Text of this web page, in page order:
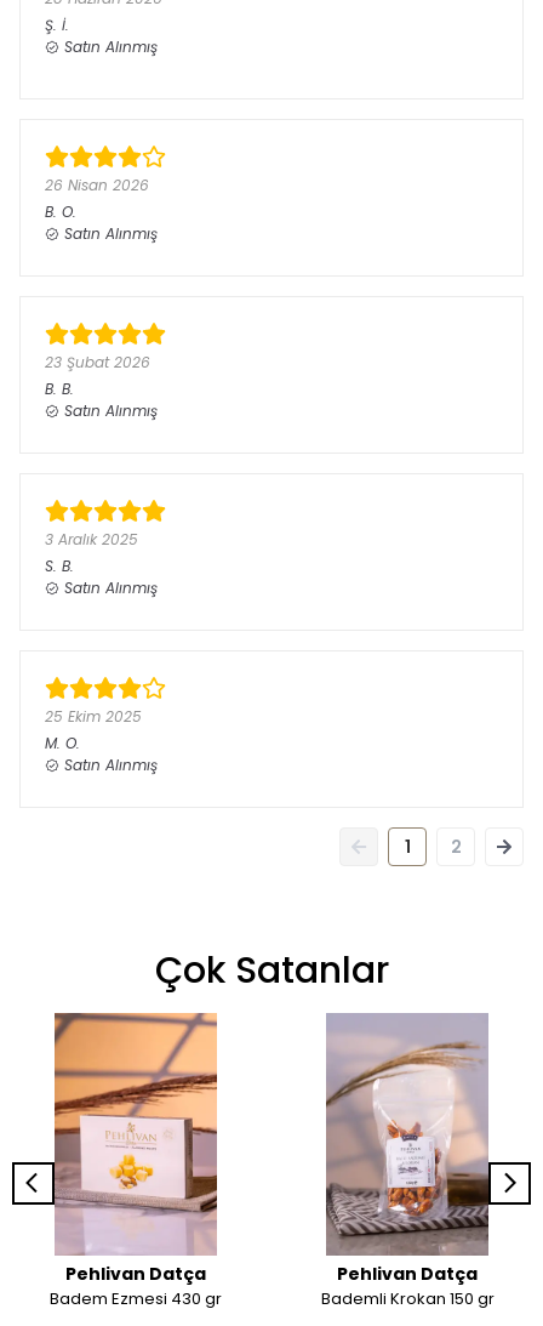
Ş. İ.
Satın Alınmış
26 Nisan 2026
B. O.
Satın Alınmış
23 Şubat 2026
B. B.
Satın Alınmış
3 Aralık 2025
S. B.
Satın Alınmış
25 Ekim 2025
M. O.
Satın Alınmış
1 2
Çok Satanlar
Pehlivan Datça
Badem Ezmesi 430 gr
Pehlivan Datça
Bademli Krokan 150 gr